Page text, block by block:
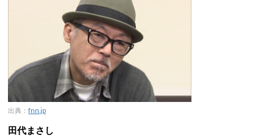
出典： fnn.jp
田代まさし